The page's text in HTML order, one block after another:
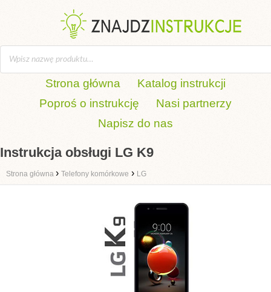
Strona główna
Katalog instrukcji
Poproś o instrukcję
Nasi partnerzy
Napisz do nas
Instrukcja obsługi LG K9
Strona główna › Telefony komórkowe › LG